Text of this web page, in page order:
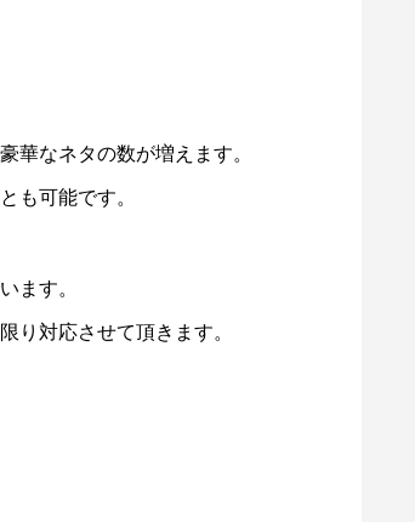
華なネタの数が増えます。
も可能です。
ます。
り対応させて頂きます。